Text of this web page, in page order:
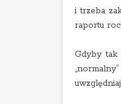
i trzeba
raportu
Gdyby